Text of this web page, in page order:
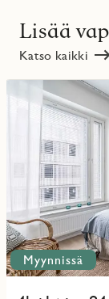
Lisää
Katso kaikki
Myynnissä
lisää
kohteesta